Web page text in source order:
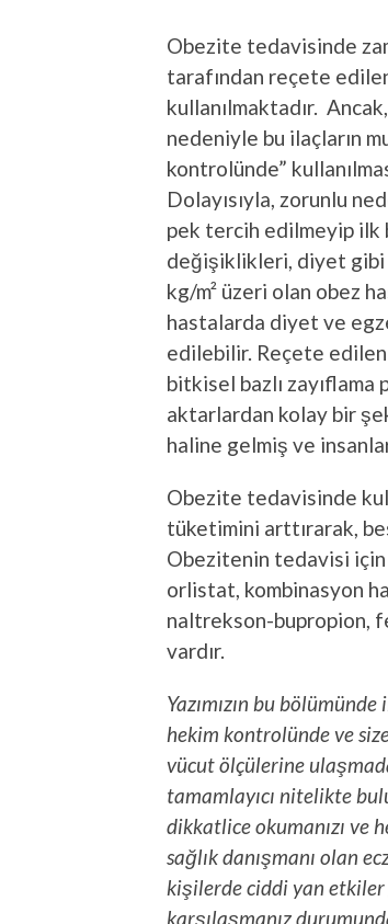
Obezite tedavisinde
tarafından reçete
kullanılmaktadır.
nedeniyle bu ilaçların
kontrolünde”
Dolayısıyla, zorunlu
pek tercih edilmeyip ilk
değişiklikleri, diyet gibi
kg/m² üzeri olan obez
hastalarda diyet ve
edilebilir. Reçete edilen
bitkisel bazlı
aktarlardan kolay bir
haline gelmiş ve
Obezite tedavisinde
tüketimini arttırarak,
Obezitenin tedavisi
orlistat, kombinasyon
naltrekson-bupropion,
vardır.
Yazımızın bu
hekim kontrolünde ve
vücut ölçülerine
tamamlayıcı nitelikte
dikkatlice okumanızı ve
sağlık danışmanı olan
kişilerde ciddi yan
karşılaşmanız